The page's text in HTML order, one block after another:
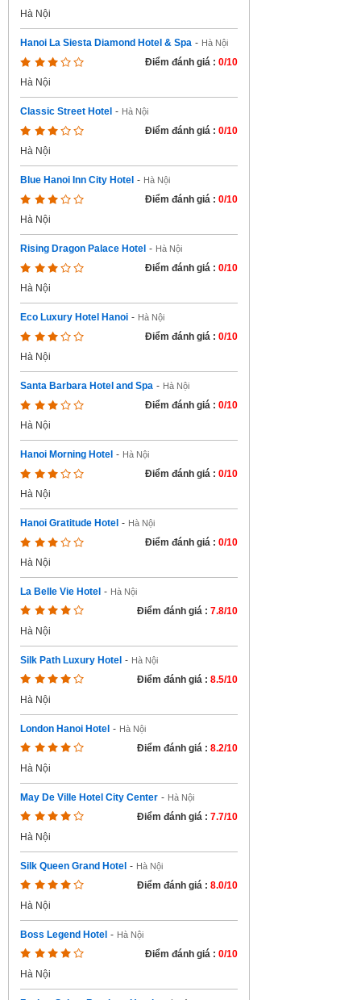
Hà Nội
Hanoi La Siesta Diamond Hotel & Spa - Hà Nội
Điểm đánh giá : 0/10
Hà Nội
Classic Street Hotel - Hà Nội
Điểm đánh giá : 0/10
Hà Nội
Blue Hanoi Inn City Hotel - Hà Nội
Điểm đánh giá : 0/10
Hà Nội
Rising Dragon Palace Hotel - Hà Nội
Điểm đánh giá : 0/10
Hà Nội
Eco Luxury Hotel Hanoi - Hà Nội
Điểm đánh giá : 0/10
Hà Nội
Santa Barbara Hotel and Spa - Hà Nội
Điểm đánh giá : 0/10
Hà Nội
Hanoi Morning Hotel - Hà Nội
Điểm đánh giá : 0/10
Hà Nội
Hanoi Gratitude Hotel - Hà Nội
Điểm đánh giá : 0/10
Hà Nội
La Belle Vie Hotel - Hà Nội
Điểm đánh giá : 7.8/10
Hà Nội
Silk Path Luxury Hotel - Hà Nội
Điểm đánh giá : 8.5/10
Hà Nội
London Hanoi Hotel - Hà Nội
Điểm đánh giá : 8.2/10
Hà Nội
May De Ville Hotel City Center - Hà Nội
Điểm đánh giá : 7.7/10
Hà Nội
Silk Queen Grand Hotel - Hà Nội
Điểm đánh giá : 8.0/10
Hà Nội
Boss Legend Hotel - Hà Nội
Điểm đánh giá : 0/10
Hà Nội